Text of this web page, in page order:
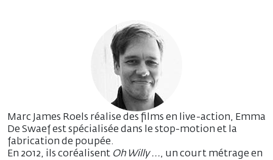
Marc James Roels réalise des films en live-action, Emma
De Swaef est spécialisée dans le stop-motion et la
fabrication de poupée.
En 2012, ils coréalisent Oh Willy ..., un court métrage en